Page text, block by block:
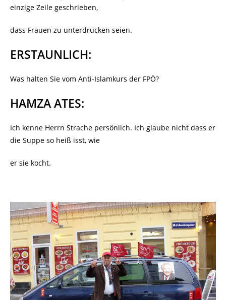
einzige Zeile geschrieben,
dass Frauen zu unterdrücken seien.
ERSTAUNLICH:
Was halten Sie vom Anti-Islamkurs der FPÖ?
HAMZA ATES:
Ich kenne Herrn Strache persönlich. Ich glaube nicht dass er
die Suppe so heiß isst, wie
er sie kocht.